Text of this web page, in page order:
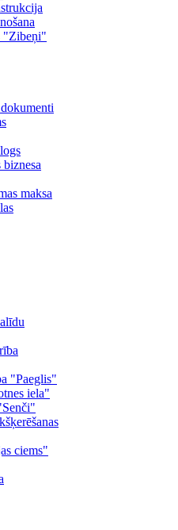
"Zibeņi"
maksa
"Paeglis"
iela"
ciems"